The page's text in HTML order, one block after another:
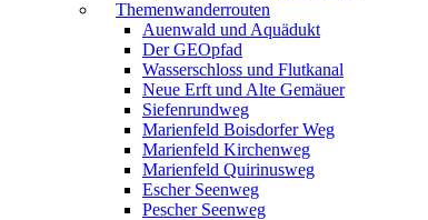
Themenwanderrouten
Auenwald und Aquädukt
Der GEOpfad
Wasserschloss und Flutkanal
Neue Erft und Alte Gemäuer
Siefenrundweg
Marienfeld Boisdorfer Weg
Marienfeld Kirchenweg
Marienfeld Quirinusweg
Escher Seenweg
Pescher Seenweg